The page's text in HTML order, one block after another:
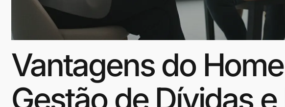
Vantagens do
Gestão de Dívidas